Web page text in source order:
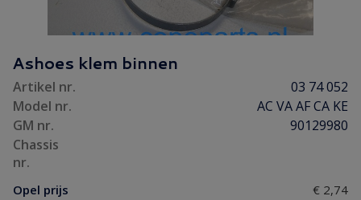
Ashoes klem binnen
Artikel nr.
03 74 052
Model nr.
AC VA AF CA KE
GM nr.
90129980
Chassis
nr.
Opel prijs
€ 2,74